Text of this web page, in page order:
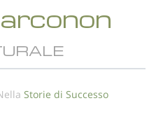
Storie di Successo